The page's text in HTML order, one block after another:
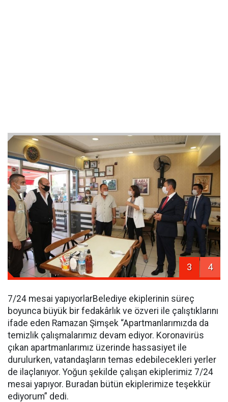
3 4
7/24 mesai yapıyorlarBelediye ekiplerinin süreç
boyunca büyük bir fedakârlık ve özveri ile çalıştıklarını
ifade eden Ramazan Şimşek “Apartmanlarımızda da
temizlik çalışmalarımız devam ediyor. Koronavirüs
çıkan apartmanlarımız üzerinde hassasiyet ile
durulurken, vatandaşların temas edebilecekleri yerler
de ilaçlanıyor. Yoğun şekilde çalışan ekiplerimiz 7/24
mesai yapıyor. Buradan bütün ekiplerimize teşekkür
ediyorum” dedi.